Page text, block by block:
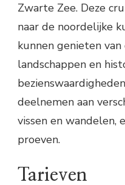
Zwarte Zee. Deze
naar de noordelijke
kunnen genieten
landschappen en
deelnemen aan
vissen en wandelen,
proeven.
Tarieven